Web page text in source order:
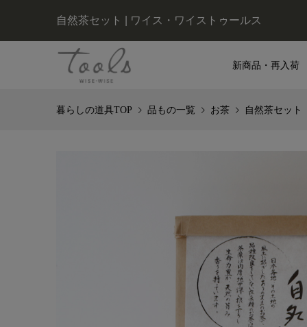
自然茶セット | ワイス・ワイストゥールス
新商品・再入荷
品もの一覧 お茶 自然茶セット